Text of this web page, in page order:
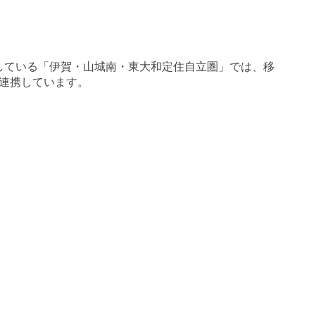
いる「伊賀・山城南・東大和定住自立圏」では、移
携しています。